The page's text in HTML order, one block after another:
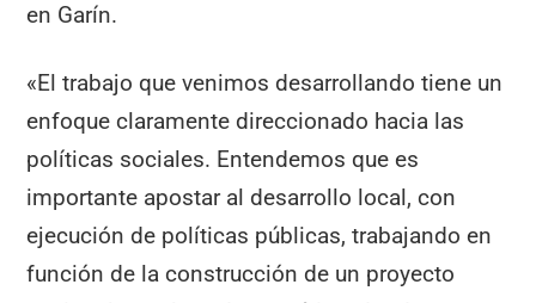
en Garín.
«El trabajo que venimos desarrollando tiene un
enfoque claramente direccionado hacia las
políticas sociales. Entendemos que es
importante apostar al desarrollo local, con
ejecución de políticas públicas, trabajando en
función de la construcción de un proyecto